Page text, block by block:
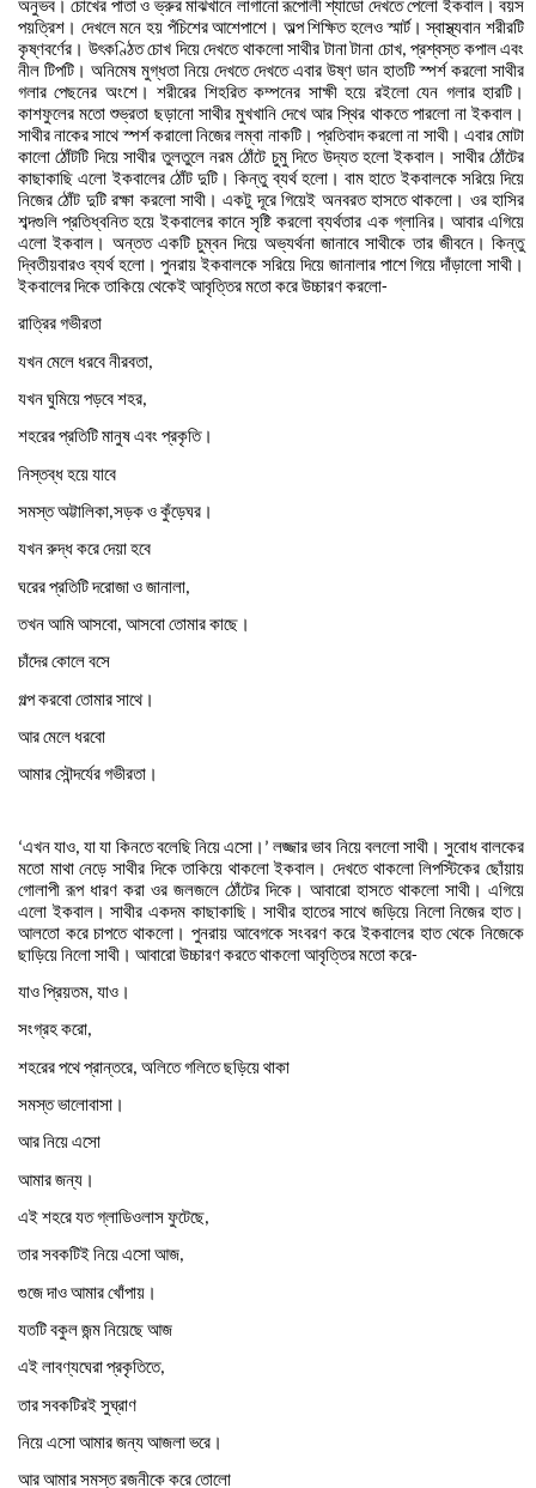
অনুভব। চোখের পাতা ও ভ্রুর মাঝখানে লাগানো রূপোলী শ্যাডো দেখতে পেলো ইকবাল। বয়স
পয়ত্রিশ। দেখলে মনে হয় পঁচিশের আশেপাশে। অল্প শিক্ষিত হলেও স্মার্ট। স্বাস্থ্যবান শরীরটি
কৃষ্ণবর্ণের। উৎকণ্ঠিত চোখ দিয়ে দেখতে থাকলো সাথীর টানা টানা চোখ, প্রশ্বস্ত কপাল এবং
নীল টিপটি। অনিমেষ মুগ্ধতা নিয়ে দেখতে দেখতে এবার উষ্ণ ডান হাতটি স্পর্শ করলো সাথীর
গলার পেছনের অংশে। শরীরের শিহরিত কম্পনের সাক্ষী হয়ে রইলো যেন গলার হারটি।
কাশফুলের মতো শুভ্রতা ছড়ানো সাথীর মুখখানি দেখে আর স্থির থাকতে পারলো না ইকবাল।
সাথীর নাকের সাথে স্পর্শ করালো নিজের লম্বা নাকটি। প্রতিবাদ করলো না সাথী। এবার মোটা
কালো ঠোঁটটি দিয়ে সাথীর তুলতুলে নরম ঠোঁটে চুমু দিতে উদ্যত হলো ইকবাল। সাথীর ঠোঁটের
কাছাকাছি এলো ইকবালের ঠোঁট দুটি। কিন্তু ব্যর্থ হলো। বাম হাতে ইকবালকে সরিয়ে দিয়ে
নিজের ঠোঁট দুটি রক্ষা করলো সাথী। একটু দূরে গিয়েই অনবরত হাসতে থাকলো। ওর হাসির
শব্দগুলি প্রতিধ্বনিত হয়ে ইকবালের কানে সৃষ্টি করলো ব্যর্থতার এক গ্লানির। আবার এগিয়ে
এলো ইকবাল। অন্তত একটি চুম্বন দিয়ে অভ্যর্থনা জানাবে সাথীকে তার জীবনে। কিন্তু
দ্বিতীয়বারও ব্যর্থ হলো। পুনরায় ইকবালকে সরিয়ে দিয়ে জানালার পাশে গিয়ে দাঁড়ালো সাথী।
ইকবালেরদিকেতাকিয়েথেকেইআবৃত্তিরমতোকরেউচ্চারণকরলো-
রাত্রিরগভীরতা
যখনমেলেধরবেনীরবতা,
যখনঘুমিয়েপড়বেশহর,
শহরেরপ্রতিটিমানুষএবং প্রকৃতি।
নিস্তব্ধহয়েযাবে
সমস্তঅট্টালিকা,সড়কওকুঁড়েঘর।
যখনরুদ্ধকরেদেয়াহবে
ঘরেরপ্রতিটিদরোজাওজানালা,
তখনআমিআসবো, আসবোতোমারকাছে।
চাঁদেরকোলেবসে
গল্পকরবোতোমারসাথে।
আরমেলেধরবো
আমারসৌন্দর্যেরগভীরতা।
‘এখনযাও,যা যা কিনতে বলেছি নিয়েএসো। ’লজ্জার ভাব নিয়ে বললো সাথী। সুবোধবালকের
মতো মাথা নেড়ে সাথীর দিকে তাকিয়ে থাকলো ইকবাল। দেখতে থাকলো লিপস্টিকের ছোঁয়ায়
গোলাপী রূপ ধারণ করা ওর জলজলে ঠোঁটের দিকে। আবারো হাসতে থাকলো সাথী। এগিয়ে
এলো ইকবাল। সাথীর একদম কাছাকাছি। সাথীর হাতের সাথে জড়িয়ে নিলো নিজের হাত।
আলতো করে চাপতে থাকলো। পুনরায় আবেগকে সংবরণ করে ইকবালের হাত থেকে নিজেকে
ছাড়িয়েনিলোসাথী। আবারোউচ্চারণকরতেথাকলোআবৃত্তিরমতোকরে-
যাওপ্রিয়তম, যাও।
সংগ্রহকরো,
শহরেরপথেপ্রান্তরে, অলিতেগলিতেছড়িয়েথাকা
সমস্তভালোবাসা।
আরনিয়েএসো
আমারজন্য।
এইশহরেযতগ্লাডিওলাসফুটেছে,
তারসবকটিইনিয়েএসোআজ,
গুজেদাওআমারখোঁপায়।
যতটিবকুলজন্মনিয়েছেআজ
এইলাবণ্যঘেরাপ্রকৃতিতে,
তারসবকটিরইসুঘ্রাণ
নিয়েএসোআমারজন্যআজলাভরে।
আরআমারসমস্তরজনীকেকরেতোলো